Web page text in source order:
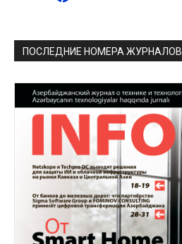
ПОСЛЕДНИЕ НОМЕРА ЖУРНАЛОВ